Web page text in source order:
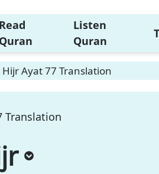
Read
Quran
Listen
Quran
Ayat 77 Translation
Translation